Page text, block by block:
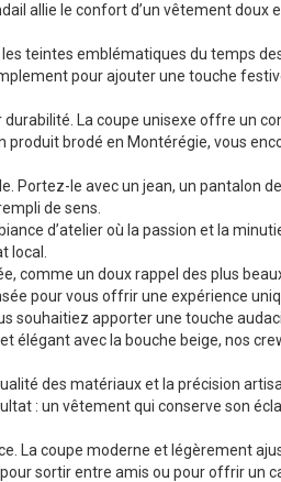
allie le confort d’un vêtement doux
teintes emblématiques du temps
pour ajouter une touche
La coupe unisexe offre un
produit brodé en Montérégie, vous
Portez-le avec un jean, un pantalon
de sens.
d’atelier où la passion et la
local.
comme un doux rappel des plus
pour vous offrir une expérience
souhaitiez apporter une touche
élégant avec la bouche beige, nos
des matériaux et la précision
: un vêtement qui conserve son
La coupe moderne et légèrement
sortir entre amis ou pour offrir un